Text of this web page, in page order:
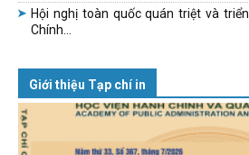
Hội nghị toàn quốc quán triệt và
Chính...
Giới thiệu Tạp chí in